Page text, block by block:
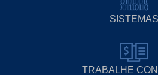
SISTEMAS
TRABALHE